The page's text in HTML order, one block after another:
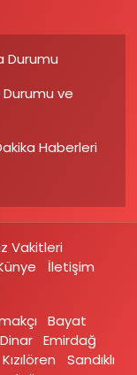
Durumu
Durumu ve
Haberleri
Vakitleri
İletişim
Bayat
Dinar Emirdağ‎
Kızılören‎
Sandıklı‎